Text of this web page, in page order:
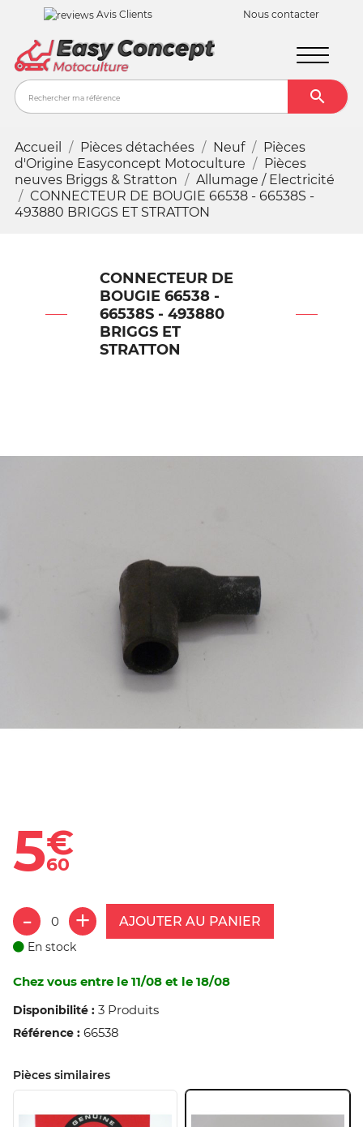
Avis Clients Nous contacter

Accueil Pièces détachées Neuf
Pièces
d'Origine Easyconcept Motoculture
Pièces
neuves Briggs & Stratton
Allumage / Electricité
CONNECTEUR DE BOUGIE 66538 - 66538S -
493880 BRIGGS ET STRATTON
CONNECTEUR DE
BOUGIE 66538 -
66538S - 493880
BRIGGS ET
STRATTON
5€
60
AJOUTER AU PANIER
En stock
Chez vous entre le 11/08 et le 18/08
Disponibilité : 3 Produits
Référence : 66538
Pièces similaires